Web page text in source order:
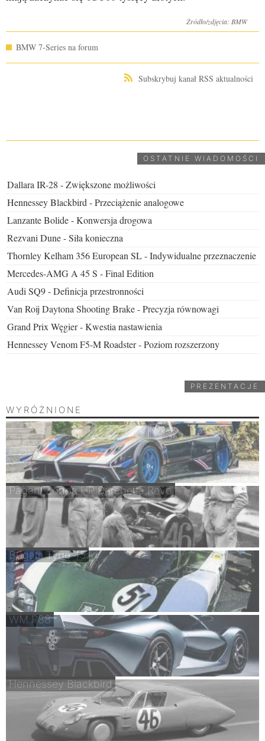
Źródło/zdjęcia: BMW
BMW 7-Series na forum
Subskrybuj kanał RSS aktualności
OSTATNIE WIADOMOŚCI
Dallara IR-28 - Zwiększone możliwości
Hennessey Blackbird - Przeciążenie analogowe
Lanzante Bolide - Konwersja drogowa
Rezvani Dune - Siła konieczna
Thornley Kelham 356 European SL - Indywidualne przeznaczenie
Mercedes-AMG A 45 S - Final Edition
Audi SQ9 - Definicja przestronności
Van Roij Daytona Shooting Brake - Precyzja równowagi
Grand Prix Węgier - Kwestia nastawienia
Hennessey Venom F5-M Roadster - Poziom rozszerzony
PREZENTACJE
WYRÓŻNIONE
Pagani Zonda HP Barchetta Revo
Bugatti Type 45
WM P88
Hennessey Blackbird